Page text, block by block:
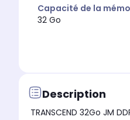
Capacité de la
32 Go
Description
TRANSCEND 32Go JM